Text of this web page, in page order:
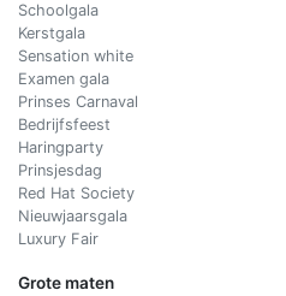
Schoolgala
Kerstgala
Sensation white
Examen gala
Prinses Carnaval
Bedrijfsfeest
Haringparty
Prinsjesdag
Red Hat Society
Nieuwjaarsgala
Luxury Fair
Grote maten